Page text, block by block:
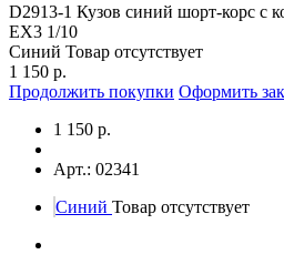
D2913-1 Кузов синий шорт-корс с
EX3 1/10
Синий Товар отсутствует
1 150 р.
Продолжить покупки Оформить
1 150 р.
Арт.: 02341
Синий Товар отсутствует